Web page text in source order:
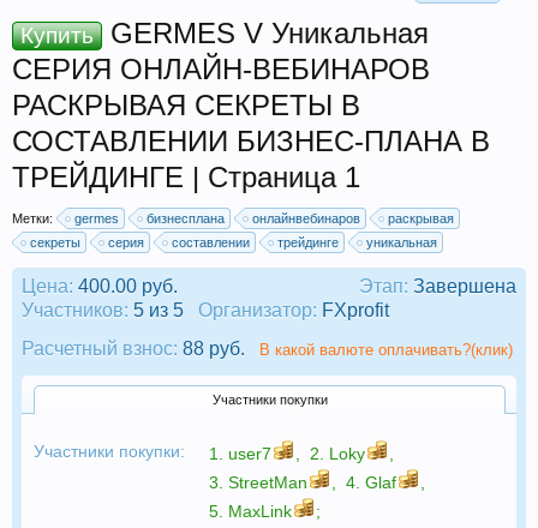
Купить
GERMES V Уникальная
СЕРИЯ ОНЛАЙН-ВЕБИНАРОВ
РАСКРЫВАЯ СЕКРЕТЫ В
СОСТАВЛЕНИИ БИЗНЕС-ПЛАНА В
ТРЕЙДИНГЕ | Страница 1
Метки: germes бизнесплана онлайнвебинаров
раскрывая
секреты
серия составлении трейдинге уникальная
Этап: Завершена
Цена: 400.00 руб.
Участников: 5 из 5 Организатор: FXprofit
Расчетный взнос: 88 руб. В какой валюте оплачивать?(клик)
Участники покупки
Участники покупки: 1. user7 2. Loky
3. StreetMan 4. Glaf
5. MaxLink
;